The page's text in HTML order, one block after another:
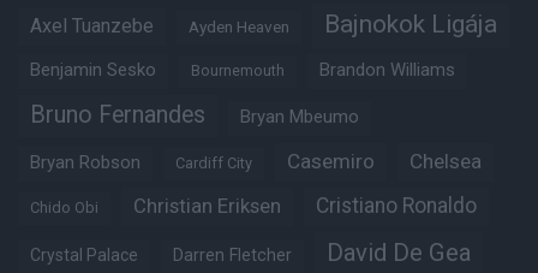
Axel Tuanzebe Ayden Heaven Bajnokok Ligája
Benjamin Sesko Bournemouth Brandon Williams
Bruno Fernandes Bryan Mbeumo
Bryan Robson Cardiff City Casemiro Chelsea
Chido Obi Christian Eriksen Cristiano Ronaldo
Crystal Palace Darren Fletcher David De Gea